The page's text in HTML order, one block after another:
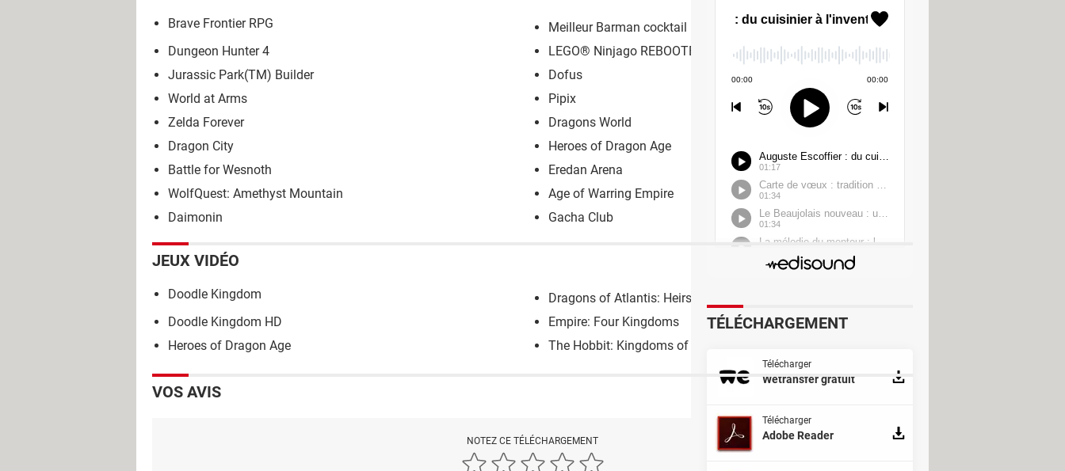
Brave Frontier RPG
Meilleur Barman cocktail
Dungeon Hunter 4
LEGO® Ninjago REBOOTED
Jurassic Park(TM) Builder
Dofus
World at Arms
Pipix
Zelda Forever
Dragons World
Dragon City
Heroes of Dragon Age
Battle for Wesnoth
Eredan Arena
WolfQuest: Amethyst Mountain
Age of Warring Empire
Daimonin
Gacha Club
JEUX VIDÉO
Doodle Kingdom
Dragons of Atlantis: Heirs of the Dragon
Doodle Kingdom HD
Empire: Four Kingdoms
Heroes of Dragon Age
The Hobbit: Kingdoms of Middle-earth
VOS AVIS
NOTEZ CE TÉLÉCHARGEMENT
TÉLÉCHARGEMENT
Télécharger
Wetransfer gratuit
Télécharger
Adobe Reader